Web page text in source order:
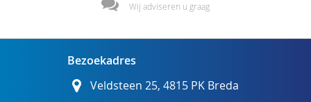
Wij adviseren u graag
Bezoekadres
Veldsteen 25, 4815 PK Breda